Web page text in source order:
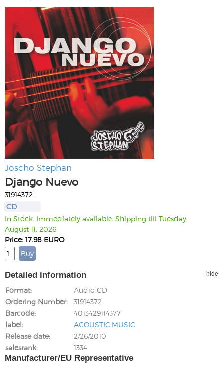
Joscho Stephan
Django Nuevo
31914372
CD
In Stock. Immediately available. Shipping till Tuesday,
August 11, 2026
Price: 17.98 EURO
Detailed information hide
Format
Audio CD
Ordering Number
31914372
Barcode
4013429114377
label
ACOUSTIC MUSIC
Release date
2/26/2010
salesrank
1334
Manufacturer/EU Representative